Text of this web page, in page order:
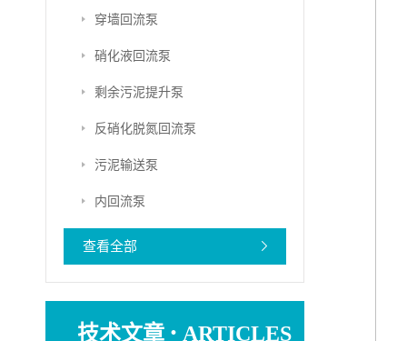
穿墙回流泵
硝化液回流泵
剩余污泥提升泵
反硝化脱氮回流泵
污泥输送泵
内回流泵
查看全部
技术文章 · ARTICLES